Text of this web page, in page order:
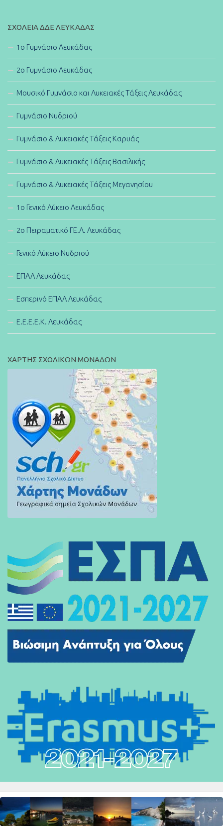
ΣΧΟΛΕΊΑ ΔΔΕ ΛΕΥΚΆΔΑΣ
1ο Γυμνάσιο Λευκάδας
2ο Γυμνάσιο Λευκάδας
Μουσικό Γυμνάσιο και Λυκειακές Τάξεις Λευκάδας
Γυμνάσιο Νυδριού
Γυμνάσιο & Λυκειακές Τάξεις Καρυάς
Γυμνάσιο & Λυκειακές Τάξεις Βασιλικής
Γυμνάσιο & Λυκειακές Τάξεις Μεγανησίου
1ο Γενικό Λύκειο Λευκάδας
2ο Πειραματικό ΓΕ.Λ. Λευκάδας
Γενικό Λύκειο Νυδριού
ΕΠΑΛ Λευκάδας
Εσπερινό ΕΠΑΛ Λευκάδας
E.E.E.E.K. Λευκάδας
ΧΑΡΤΗΣ ΣΧΟΛΙΚΩΝ ΜΟΝΑΔΩΝ